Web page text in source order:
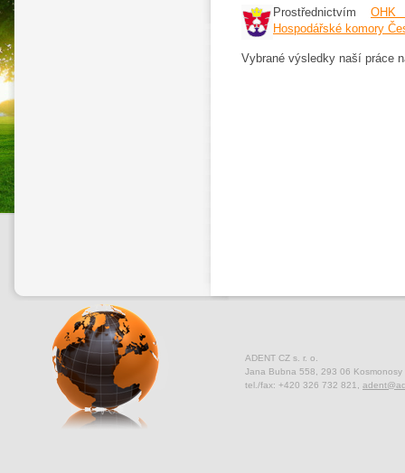
Prostřednictvím OHK
Hospodářské komory
Vybrané výsledky naší práce
ADENT CZ s. r. o.
Jana Bubna 558, 293 06 Kosmonosy
tel./fax: +420 326 732 821,